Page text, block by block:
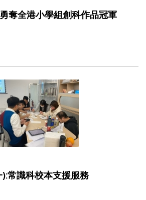
奪全港小學組創科作品冠軍
常識科校本支援服務